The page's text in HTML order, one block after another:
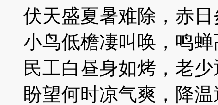
伏天盛夏暑难除，赤
小鸟低檐凄叫唤，鸣
民工白昼身如烤，老
盼望何时凉气爽，降